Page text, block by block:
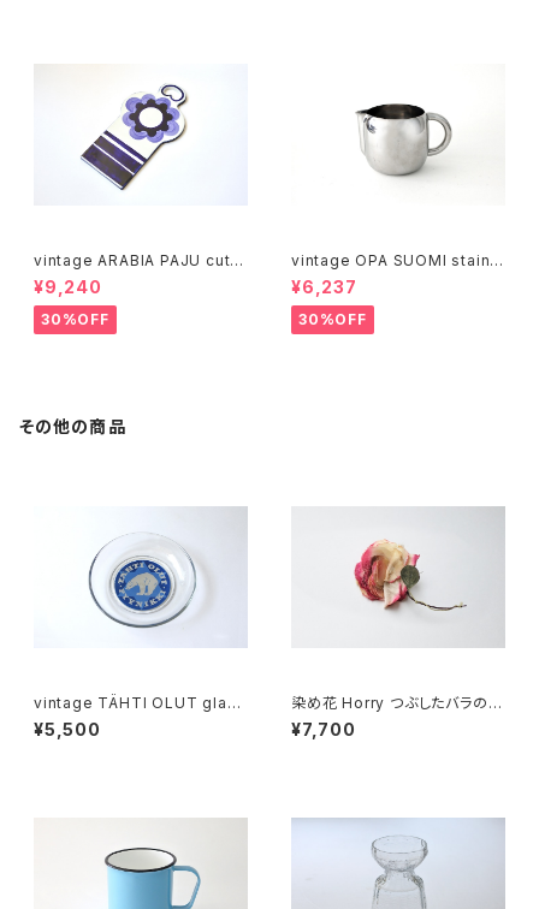
vintage ARABIA PAJU cutti
ng boad / ヴィンテージ アラビ
ア パユ カッティングボード
¥9,240
30%OFF
vintage OPA SUOMI stainle
ss milk pitcher M / ヴィンテ
ージ オーパ スオミ ステンレス
ミルクピッチャー M
¥6,237
30%OFF
その他の商品
vintage TÄHTI OLUT glass
plate / ヴィンテージ テハティ
ビールのガラス皿
¥5,500
染め花 Horry つぶしたバラのコ
サージュ
¥7,700